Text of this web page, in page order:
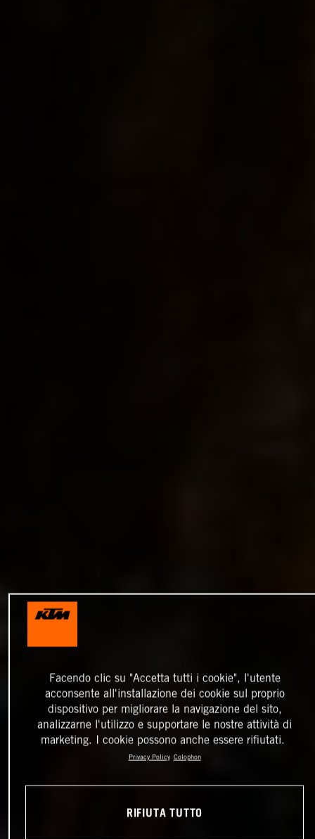
Facendo clic su "Accetta tutti i cookie", l'utente
acconsente all'installazione dei cookie sul proprio
dispositivo per migliorare la navigazione del sito,
analizzarne l'utilizzo e supportare le nostre attività di
marketing. I cookie possono anche essere rifiutati.
Privacy Policy Colophon
RIFIUTA TUTTO